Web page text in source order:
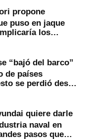
propone
puso en jaque
los
“bajó del barco”
de países
se perdió desde
quiere darle
naval en
pasos que